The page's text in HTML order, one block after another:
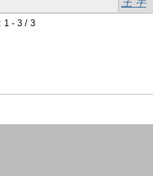
王 宇
1 - 3 / 3